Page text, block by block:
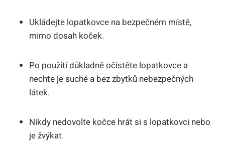
Ukládejte lopatkovce na bezpečném místě,
mimo dosah koček.
Po použití důkladně očistěte lopatkovce a
nechte je suché a bez zbytků nebezpečných
látek.
Nikdy nedovolte kočce hrát si s lopatkovci nebo
je žvýkat.